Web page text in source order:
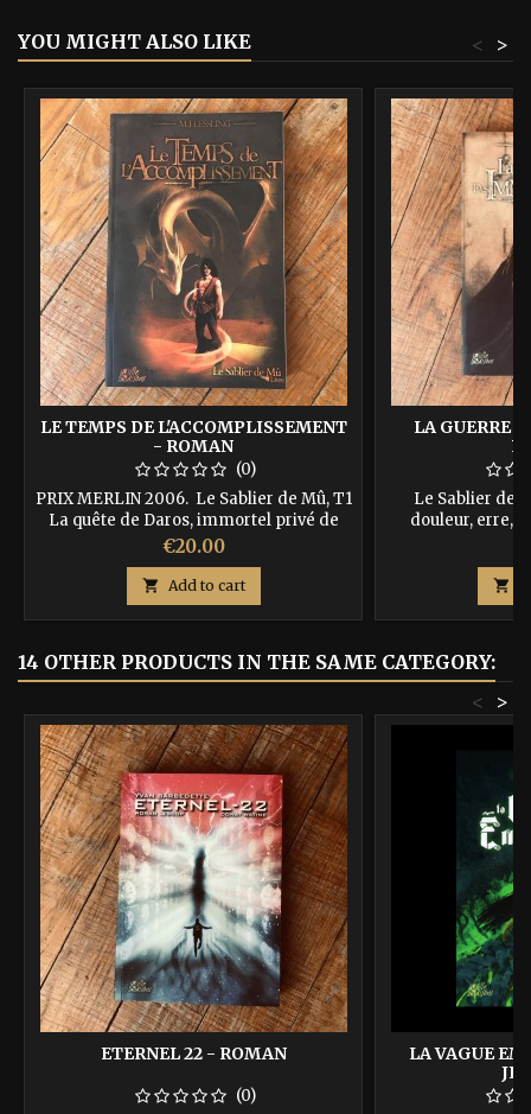
YOU MIGHT ALSO LIKE >
<
LE TEMPS DE L'ACCOMPLISSEMENT
- ROMAN
(0)
PRIX MERLIN 2006. Le Sablier de Mû, T1
La quête de Daros, immortel privé de
mémoire, projeté au milieu de la folie
guerriere des hommes. Accompagné de
4 dragons, parviendra-t-il à se retrouver
? ISBN : 9782952564670
Price
€20.00
 Add to cart
LA GUERRE
Le Sablier de
douleur, erre,
cette rencontre
précédent dans
:

14 OTHER PRODUCTS IN THE SAME CATEGORY:
>
<
ETERNEL 22 - ROMAN
(0)
LA VAGUE